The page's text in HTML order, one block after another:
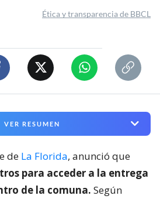
Ética y transparencia de BBCL
VER RESUMEN
de La Florida, anunció que
para acceder a la entrega
de la comuna. Según